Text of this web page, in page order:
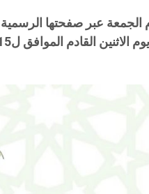
الجمعة عبر صفحتها